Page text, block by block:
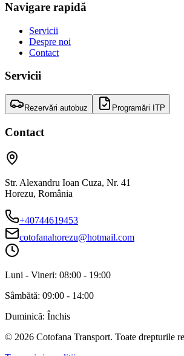
Navigare rapidă
Servicii
Despre noi
Contact
Servicii
Rezervări autobuz Programări ITP
Contact
Str. Alexandru Ioan Cuza, Nr. 41
Horezu, România
+40744619453
cotofanahorezu@hotmail.com
Luni - Vineri: 08:00 - 19:00
Sâmbătă: 09:00 - 14:00
Duminică: Închis
© 2026 Cotofana Transport. Toate drepturile